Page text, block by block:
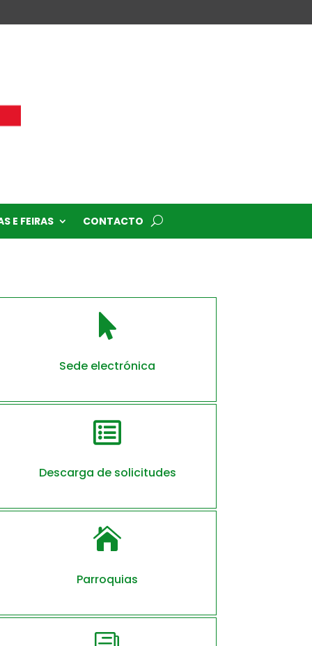
E FEIRAS CONTACTO

Sede electrónica

Descarga de solicitudes

Parroquias